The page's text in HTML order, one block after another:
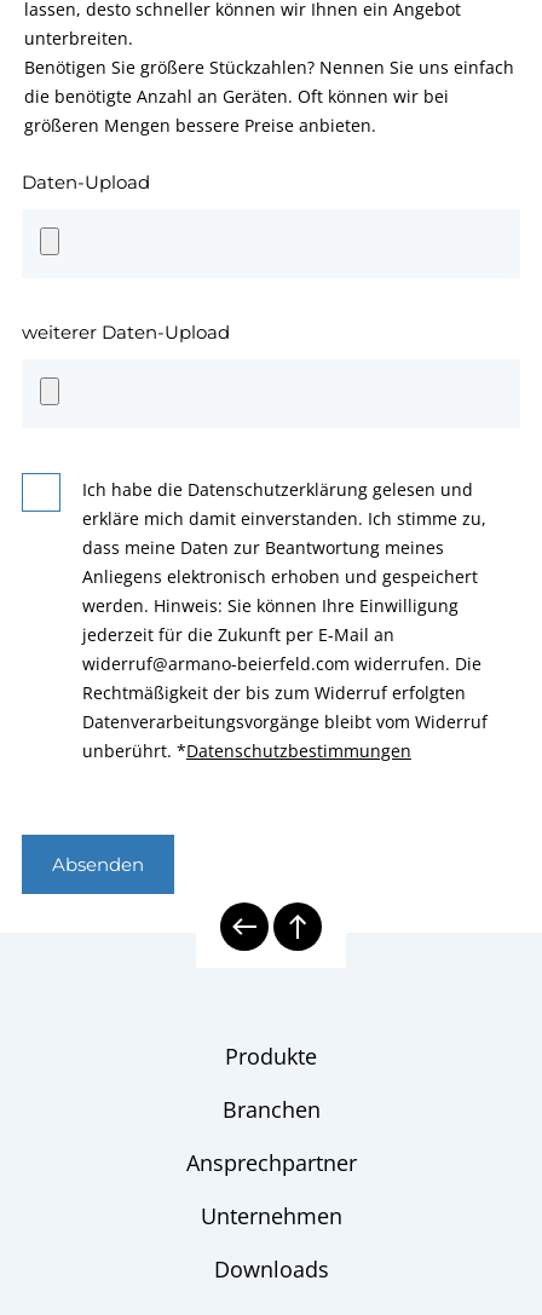
lassen, desto schneller können wir Ihnen ein Angebot
unterbreiten.
Benötigen Sie größere Stückzahlen? Nennen Sie uns einfach
die benötigte Anzahl an Geräten. Oft können wir bei
größeren Mengen bessere Preise anbieten.
Daten-Upload
weiterer Daten-Upload
Ich habe die Datenschutzerklärung gelesen und
erkläre mich damit einverstanden. Ich stimme zu,
dass meine Daten zur Beantwortung meines
Anliegens elektronisch erhoben und gespeichert
werden. Hinweis: Sie können Ihre Einwilligung
jederzeit für die Zukunft per E-Mail an
widerruf@armano-beierfeld.com widerrufen. Die
Rechtmäßigkeit der bis zum Widerruf erfolgten
Datenverarbeitungsvorgänge bleibt vom Widerruf
unberührt. *Datenschutzbestimmungen
Absenden
Produkte
Branchen
Ansprechpartner
Unternehmen
Downloads